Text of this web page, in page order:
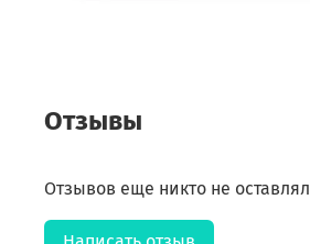
Отзывы
Отзывов еще никто не оставлял